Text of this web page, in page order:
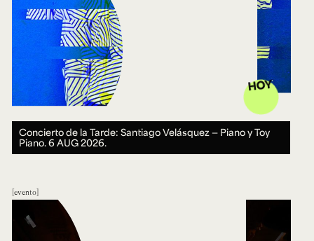
HOY
Concierto de la Tarde: Santiago Velásquez — Piano y Toy
Piano.6 AUG 2026.
evento